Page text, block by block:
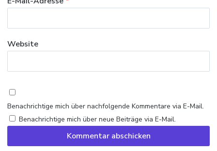
Website
Benachrichtige mich über nachfolgende Kommentare via E-Mail.
Benachrichtige mich über neue Beiträge via E-Mail.